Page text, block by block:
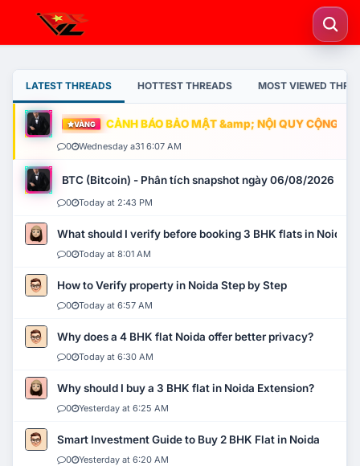
LATEST THREADS HOTTEST THREADS MOST VIEWED
VÀNG CẢNH BÁO BẢO MẬT &amp; NỘI QUY CỘNG
0 Wednesday a31 6:07 AM
BTC (Bitcoin) - Phân tích snapshot ngày 06/08/2026
0 Today at 2:43 PM
What should I verify before booking 3 BHK flats in Noida?
0 Today at 8:01 AM
How to Verify property in Noida Step by Step
0 Today at 6:57 AM
Why does a 4 BHK flat Noida offer better privacy?
0 Today at 6:30 AM
Why should I buy a 3 BHK flat in Noida Extension?
0 Yesterday at 6:25 AM
Smart Investment Guide to Buy 2 BHK Flat in Noida
0 Yesterday at 6:20 AM